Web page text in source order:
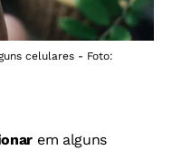
celulares - Foto:
em alguns